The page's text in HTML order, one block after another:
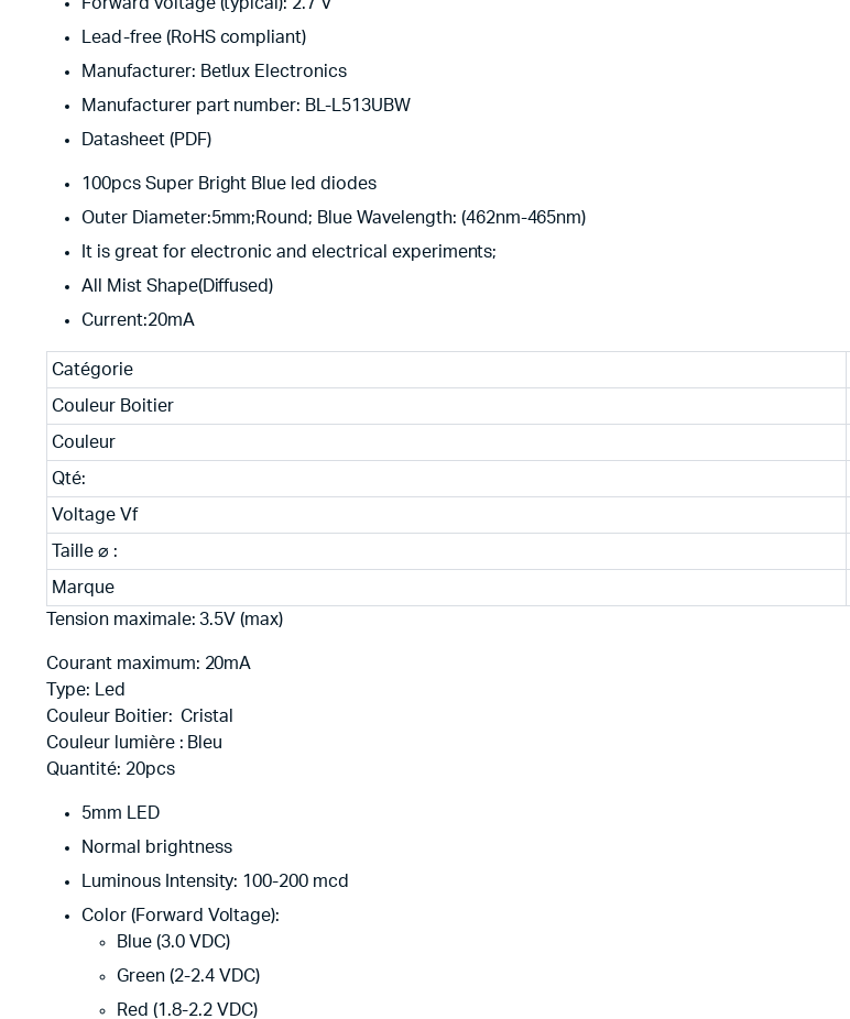
Forward voltage (typical): 2.7 V
Lead-free (RoHS compliant)
Manufacturer: Betlux Electronics
Manufacturer part number: BL-L513UBW
Datasheet (PDF)
100pcs Super Bright Blue led diodes
Outer Diameter:5mm;Round; Blue Wavelength: (462nm-465nm)
It is great for electronic and electrical experiments;
All Mist Shape(Diffused)
Current:20mA
Catégorie
Couleur Boitier
Couleur
Qté:
Voltage Vf
Taille ⌀ :
Marque
Tension maximale: 3.5V (max)
Courant maximum: 20mA
Type: Led
Couleur Boitier: Cristal
Couleur lumière : Bleu
Quantité: 20pcs
5mm LED
Normal brightness
Luminous Intensity: 100-200 mcd
Color (Forward Voltage):
Blue (3.0 VDC)
Green (2-2.4 VDC)
Red (1.8-2.2 VDC)